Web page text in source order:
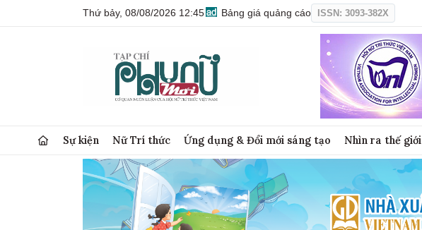
Thứ bảy, 08/08/2026 12:45 Bảng giá quảng cáo ISSN: 3093-382X
Sự kiện Nữ Trí thức Ứng dụng & Đổi mới sáng tạo Nhìn ra thế giới